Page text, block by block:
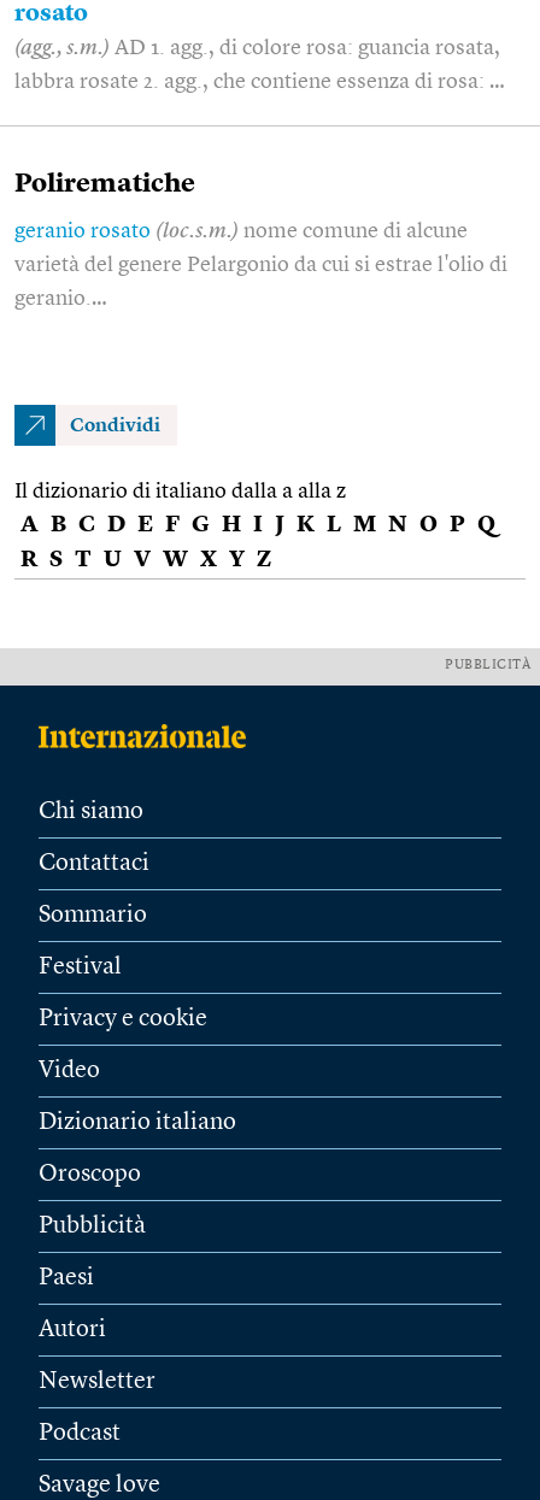
rosato
(agg., s.m.) AD 1. agg., di colore rosa: guancia rosata,
labbra rosate 2. agg., che contiene essenza di rosa: …
Polirematiche
geranio rosato (loc.s.m.) nome comune di alcune
varietà del genere Pelargonio da cui si estrae l'olio di
geranio.…
Condividi
Il dizionario di italiano dalla a alla z
A B C D E F G H I J K L M N O P Q
R S T U V W X Y Z
PUBBLICITÀ
Chi siamo
Contattaci
Sommario
Festival
Privacy e cookie
Video
Dizionario italiano
Oroscopo
Pubblicità
Paesi
Autori
Newsletter
Podcast
Savage love